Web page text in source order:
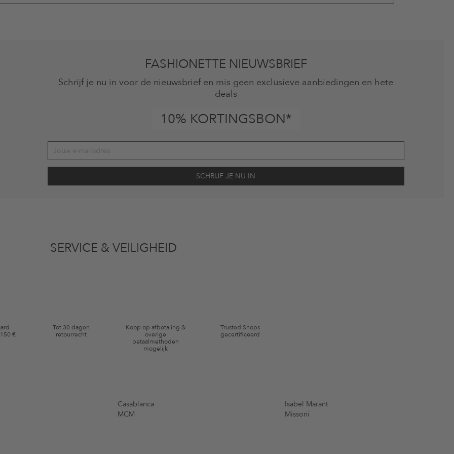
FASHIONETTE NIEUWSBRIEF
Schrijf je nu in voor de nieuwsbrief en mis geen exclusieve aanbiedingen en hete
deals
10% KORTINGSBON*
SERVICE & VEILIGHEID
€
Tot 30 dagen
retourrecht
Koop op afbetaling &
overige
betaalmethoden
mogelijk
Trusted Shops
gecertificeerd
Casablanca
Isabel Marant
MCM
Missoni